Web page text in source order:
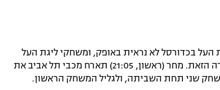
בכדורסל לא נראית באופק, ומשחקי ליגת העל
מתקדמים בקצב מהיר גם על רקע העובדה הזאת. מחר (ראשון, 21:05) תארח מכבי תל אביב את
משחק שני תחת השביתה, ולגליל המשחק הראשון.